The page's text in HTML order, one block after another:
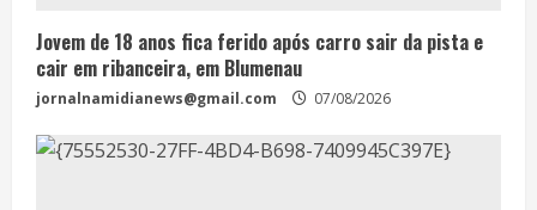
Jovem de 18 anos fica ferido após carro sair da pista e
cair em ribanceira, em Blumenau
jornalnamidianews@gmail.com 07/08/2026